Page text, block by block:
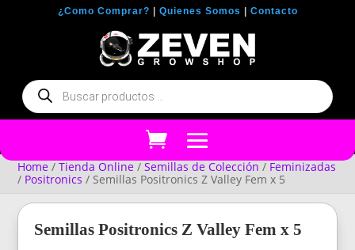
¿Como Comprar? Quienes Somos Contacto
Búsqueda
de
productos
Home /Tienda Online /Semillas de Colección / Feminizadas
/ Positronics / Semillas Positronics Z Valley Fem x 5
Semillas Positronics Z Valley Fem x 5